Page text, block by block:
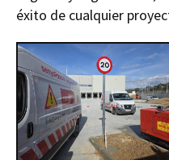
éxito de cualquier